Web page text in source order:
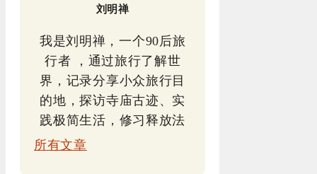
刘明禅
我是刘明禅，一个90后旅
行者 ，通过旅行了解世
界，记录分享小众旅行目
的地，探访寺庙古迹、实
践极简生活，修习释放法
所有文章